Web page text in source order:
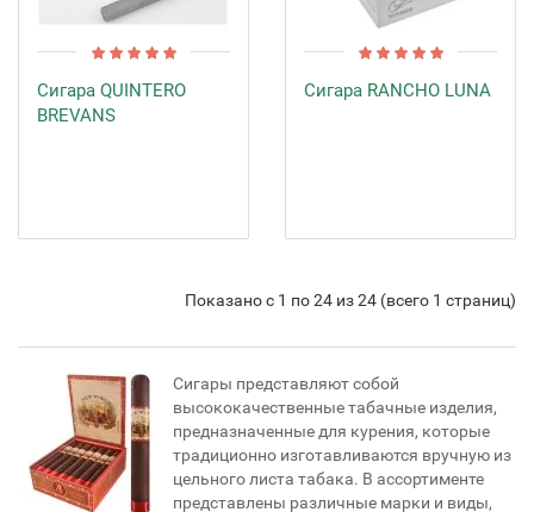
Сигара QUINTERO
BREVANS
Сигара RANCHO LUNA
Показано с 1 по 24 из 24 (всего 1 страниц)
Сигары представляют собой
высококачественные табачные изделия,
предназначенные для курения, которые
традиционно изготавливаются вручную из
цельного листа табака. В ассортименте
представлены различные марки и виды,